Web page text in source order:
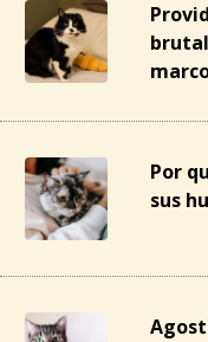
Por
sus